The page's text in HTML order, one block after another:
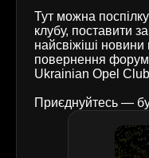
Тут можна
клубу, поставити
найсвіжіші
повернення
Ukrainian Opel
Приєднуйтесь —